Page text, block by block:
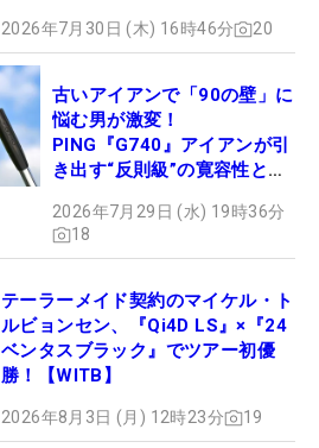
2026年7月30日 (木) 16時46分 20
古いアイアンで「90の壁」に
悩む男が激変！
PING『G740』アイアンが引
き出す“反則級”の寛容性と飛
2026年7月29日 (水) 19時36分
18
テーラーメイド契約のマイケル・ト
ルビョンセン、『Qi4D LS』×『24
ベンタスブラック』でツアー初優
勝！【WITB】
2026年8月3日 (月) 12時23分 19